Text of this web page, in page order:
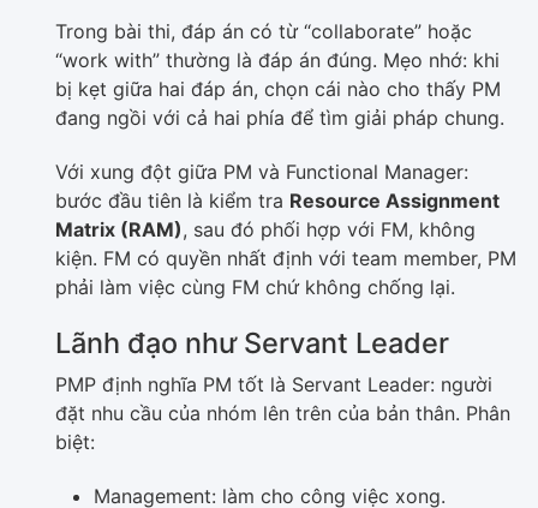
Trong bài thi, đáp án có từ “collaborate” hoặc
“work with” thường là đáp án đúng. Mẹo nhớ: khi
bị kẹt giữa hai đáp án, chọn cái nào cho thấy PM
đang ngồi với cả hai phía để tìm giải pháp chung.
Với xung đột giữa PM và Functional Manager:
bước đầu tiên là kiểm tra Resource Assignment
Matrix (RAM), sau đó phối hợp với FM, không
kiện. FM có quyền nhất định với team member, PM
phải làm việc cùng FM chứ không chống lại.
Lãnh đạo như Servant Leader
PMP định nghĩa PM tốt là Servant Leader: người
đặt nhu cầu của nhóm lên trên của bản thân. Phân
biệt:
Management: làm cho công việc xong.